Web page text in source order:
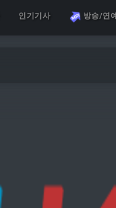
인기기사 방송/연예